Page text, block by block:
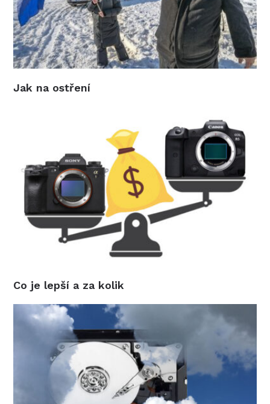
Jak na ostření
Co je lepší a za kolik